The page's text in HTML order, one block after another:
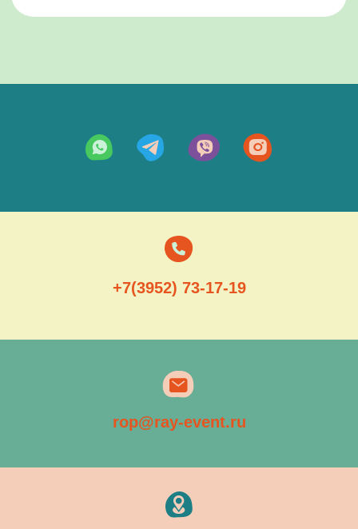
+7(3952) 73-17-19
rop@ray-event.ru